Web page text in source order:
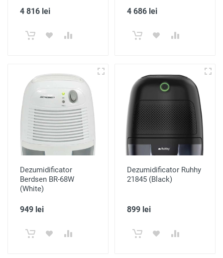
4 816 lei 4 686 lei
Dezumidificator
Berdsen BR-68W
(White)
949 lei
Dezumidificator Ruhhy
21845 (Black)
899 lei